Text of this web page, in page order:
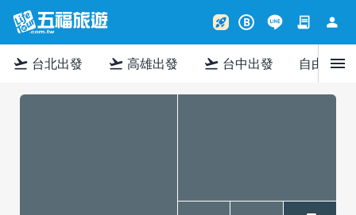
rocket_launch B contract person
flight_takeoff 台北出發 flight_takeoff 高雄出發 flight_takeoff 台中出發 自由行menu